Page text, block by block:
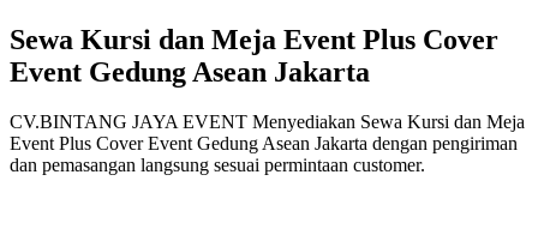
Sewa Kursi dan Meja Event Plus Cover
Event Gedung Asean Jakarta
CV.BINTANG JAYA EVENT Menyediakan Sewa Kursi dan Meja
Event Plus Cover Event Gedung Asean Jakarta dengan pengiriman
dan pemasangan langsung sesuai permintaan customer.